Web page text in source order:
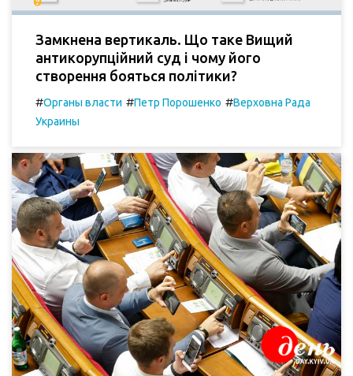
Замкнена вертикаль. Що таке Вищий
антикорупційний суд і чому його
створення бояться політики?
#Органы власти #Петр Порошенко #Верховна Рада
Украины